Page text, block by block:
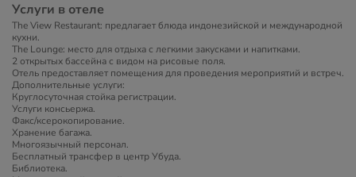
Услуги в отеле
The View Restaurant: предлагает блюда индонезийской и международной
кухни.
The Lounge: место для отдыха с легкими закусками и напитками.
2 открытых бассейна с видом на рисовые поля.
Отель предоставляет помещения для проведения мероприятий и встреч.
Дополнительные услуги:
Круглосуточная стойка регистрации.
Услуги консьержа.
Факс/ксерокопирование.
Хранение багажа.
Многоязычный персонал.
Бесплатный трансфер в центр Убуда.
Библиотека.